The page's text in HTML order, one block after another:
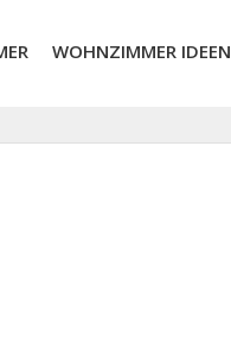
WOHNZIMMER IDEEN